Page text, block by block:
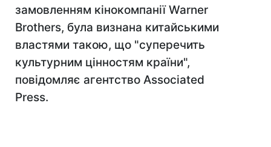
замовленням кінокомпанії Warner
Brothers, була визнана китайськими
властями такою, що "суперечить
культурним цінностям країни",
повідомляє агентство Associated
Press.